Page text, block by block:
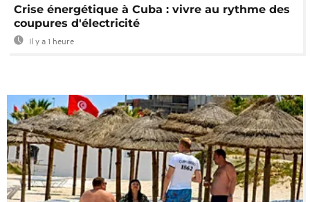
Crise énergétique à Cuba : vivre au rythme des
coupures d'électricité
Il y a 1 heure